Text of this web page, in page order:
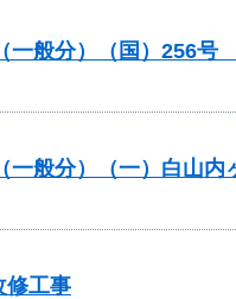
一般分）（国）256
般分）（一）白山内
修工事